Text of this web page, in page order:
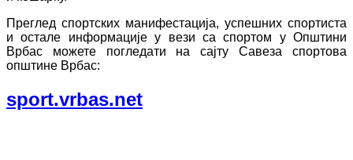
Преглед спортских манифестација, успешних спортиста
и остале информације у вези са спортом у Општини
Врбас можете погледати на сајту Савеза спортова
општине Врбас:
sport.vrbas.net